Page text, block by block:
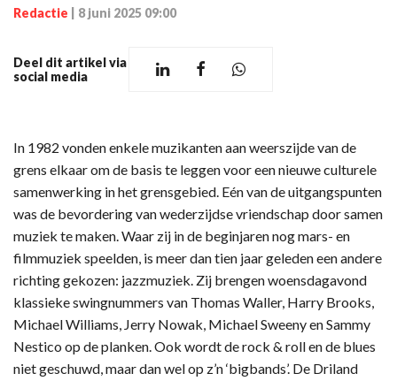
Redactie 8 juni 2025 09:00
Deel dit artikel via
social media
In 1982 vonden enkele muzikanten aan weerszijde van de
grens elkaar om de basis te leggen voor een nieuwe culturele
samenwerking in het grensgebied. Eén van de uitgangspunten
was de bevordering van wederzijdse vriendschap door samen
muziek te maken. Waar zij in de beginjaren nog mars- en
filmmuziek speelden, is meer dan tien jaar geleden een andere
richting gekozen: jazzmuziek. Zij brengen woensdagavond
klassieke swingnummers van Thomas Waller, Harry Brooks,
Michael Williams, Jerry Nowak, Michael Sweeny en Sammy
Nestico op de planken. Ook wordt de rock & roll en de blues
niet geschuwd, maar dan wel op z’n ‘bigbands’. De Driland